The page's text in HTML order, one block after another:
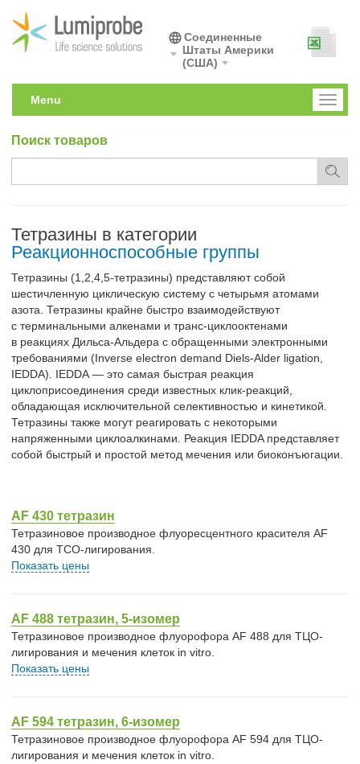
Соединенные
Штаты Америки
(США)
Toggle
Menu
Поиск товаров
Тетразины в категории
Реакционноспособные группы
Тетразины (1,2,4,5-тетразины) представляют собой
шестичленную циклическую систему с четырьмя атомами
азота. Тетразины крайне быстро взаимодействуют
с терминальными алкенами и транс-циклооктенами
в реакциях Дильса-Альдера с обращенными электронными
требованиями (Inverse electron demand Diels-Alder ligation,
IEDDA). IEDDA — это самая быстрая реакция
циклоприсоединения среди известных клик-реакций,
обладающая исключительной селективностью и кинетикой.
Тетразины также могут реагировать с некоторыми
напряженными циклоалкинами. Реакция IEDDA представляет
собой быстрый и простой метод мечения или биоконъюгации.
AF 430 тетразин
Тетразиновое производное флуоресцентного красителя AF
430 для TCO-лигирования.
Показать цены
AF 488 тетразин, 5-изомер
Тетразиновое производное флуорофора AF 488 для ТЦО-
лигирования и мечения клеток in vitro.
Показать цены
AF 594 тетразин, 6-изомер
Тетразиновое производное флуорофора AF 594 для ТЦО-
лигирования и мечения клеток in vitro.